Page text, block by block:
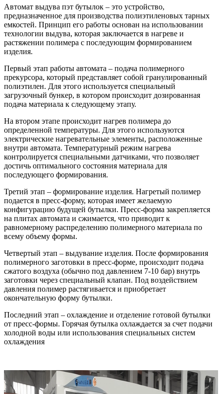
Автомат выдува пэт бутылок – это устройство,
предназначенное для производства полиэтиленовых тарных
емкостей. Принцип его работы основан на использовании
технологии выдува, которая заключается в нагреве и
растяжении полимера с последующим формированием
изделия.
Первый этап работы автомата – подача полимерного
прекурсора, который представляет собой гранулированный
полиэтилен. Для этого используется специальный
загрузочный бункер, в котором происходит дозированная
подача материала к следующему этапу.
На втором этапе происходит нагрев полимера до
определенной температуры. Для этого используются
электрические нагревательные элементы, расположенные
внутри автомата. Температурный режим нагрева
контролируется специальными датчиками, что позволяет
достичь оптимального состояния материала для
последующего формирования.
Третий этап – формирование изделия. Нагретый полимер
подается в пресс-форму, которая имеет желаемую
конфигурацию будущей бутылки. Пресс-форма закрепляется
на плитах автомата и сжимается, что приводит к
равномерному распределению полимерного материала по
всему объему формы.
Четвертый этап – выдувание изделия. После формирования
полимерного заготовки в пресс-форме, происходит подача
сжатого воздуха (обычно под давлением 7-10 бар) внутрь
заготовки через специальный клапан. Под воздействием
давления полимер растягивается и приобретает
окончательную форму бутылки.
Последний этап – охлаждение и отделение готовой бутылки
от пресс-формы. Горячая бутылка охлаждается за счет подачи
холодной воды или использования специальных систем
охлаждения